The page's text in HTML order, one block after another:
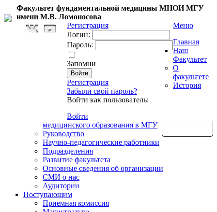
Факультет фундаментальной медицины МНОИ МГУ
имени М.В. Ломоносова
Регистрация
Логин:
Пароль:
Запомни
Регистрация
Забыли свой пароль?
Войти как пользователь:
Войти
Меню
Главная
Наш
Факультет
О
факультете
История
медицинского образования в МГУ
Руководство
Научно-педагогические работники
Подразделения
Развитие факультета
Основные сведения об организации
СМИ о нас
Аудитории
Поступающим
Приемная комиссия